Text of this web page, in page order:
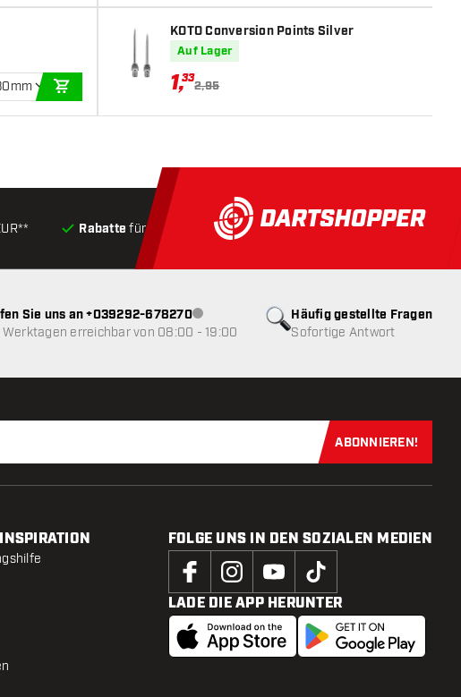
IN DEN WARENKORB
KOTO Conversion Points Silver
Auf Lager
1,33
2,95
Rabatte für Kunden Produkte auf Lager, Versand
Häufig gestellte Fragen
Sofortige Antwort
Sie uns an +039292-678270Kundenservice nicht verfügbar
Werktagen erreichbar von 08:00 - 19:00
Jetzt für
ABONNIEREN!
FOLGE UNS IN DEN SOZIALEN MEDIEN
LADE DIE APP HERUNTER